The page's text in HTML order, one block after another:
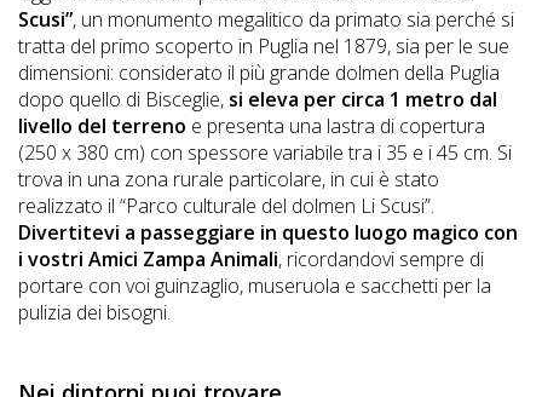
Video
Tutorial
Lavora
con
Noi
Inserisci
Attività
Scusi”, un monumento megalitico da primato sia perché si
tratta del primo scoperto in Puglia nel 1879, sia per le sue
dimensioni: considerato il più grande dolmen della Puglia
dopo quello di Bisceglie, si eleva per circa 1 metro dal
livello del terreno e presenta una lastra di copertura
(250 x 380 cm) con spessore variabile tra i 35 e i 45 cm. Si
trova in una zona rurale particolare, in cui è stato
realizzato il “Parco culturale del dolmen Li Scusi”.
Divertitevi a passeggiare in questo luogo magico con
i vostri Amici Zampa Animali, ricordandovi sempre di
portare con voi guinzaglio, museruola e sacchetti per la
pulizia dei bisogni.